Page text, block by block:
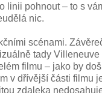
linii pohnout – to s
nic.
scénami.
tady
filmu – jako by
v dřívější části filmu
zdaleka